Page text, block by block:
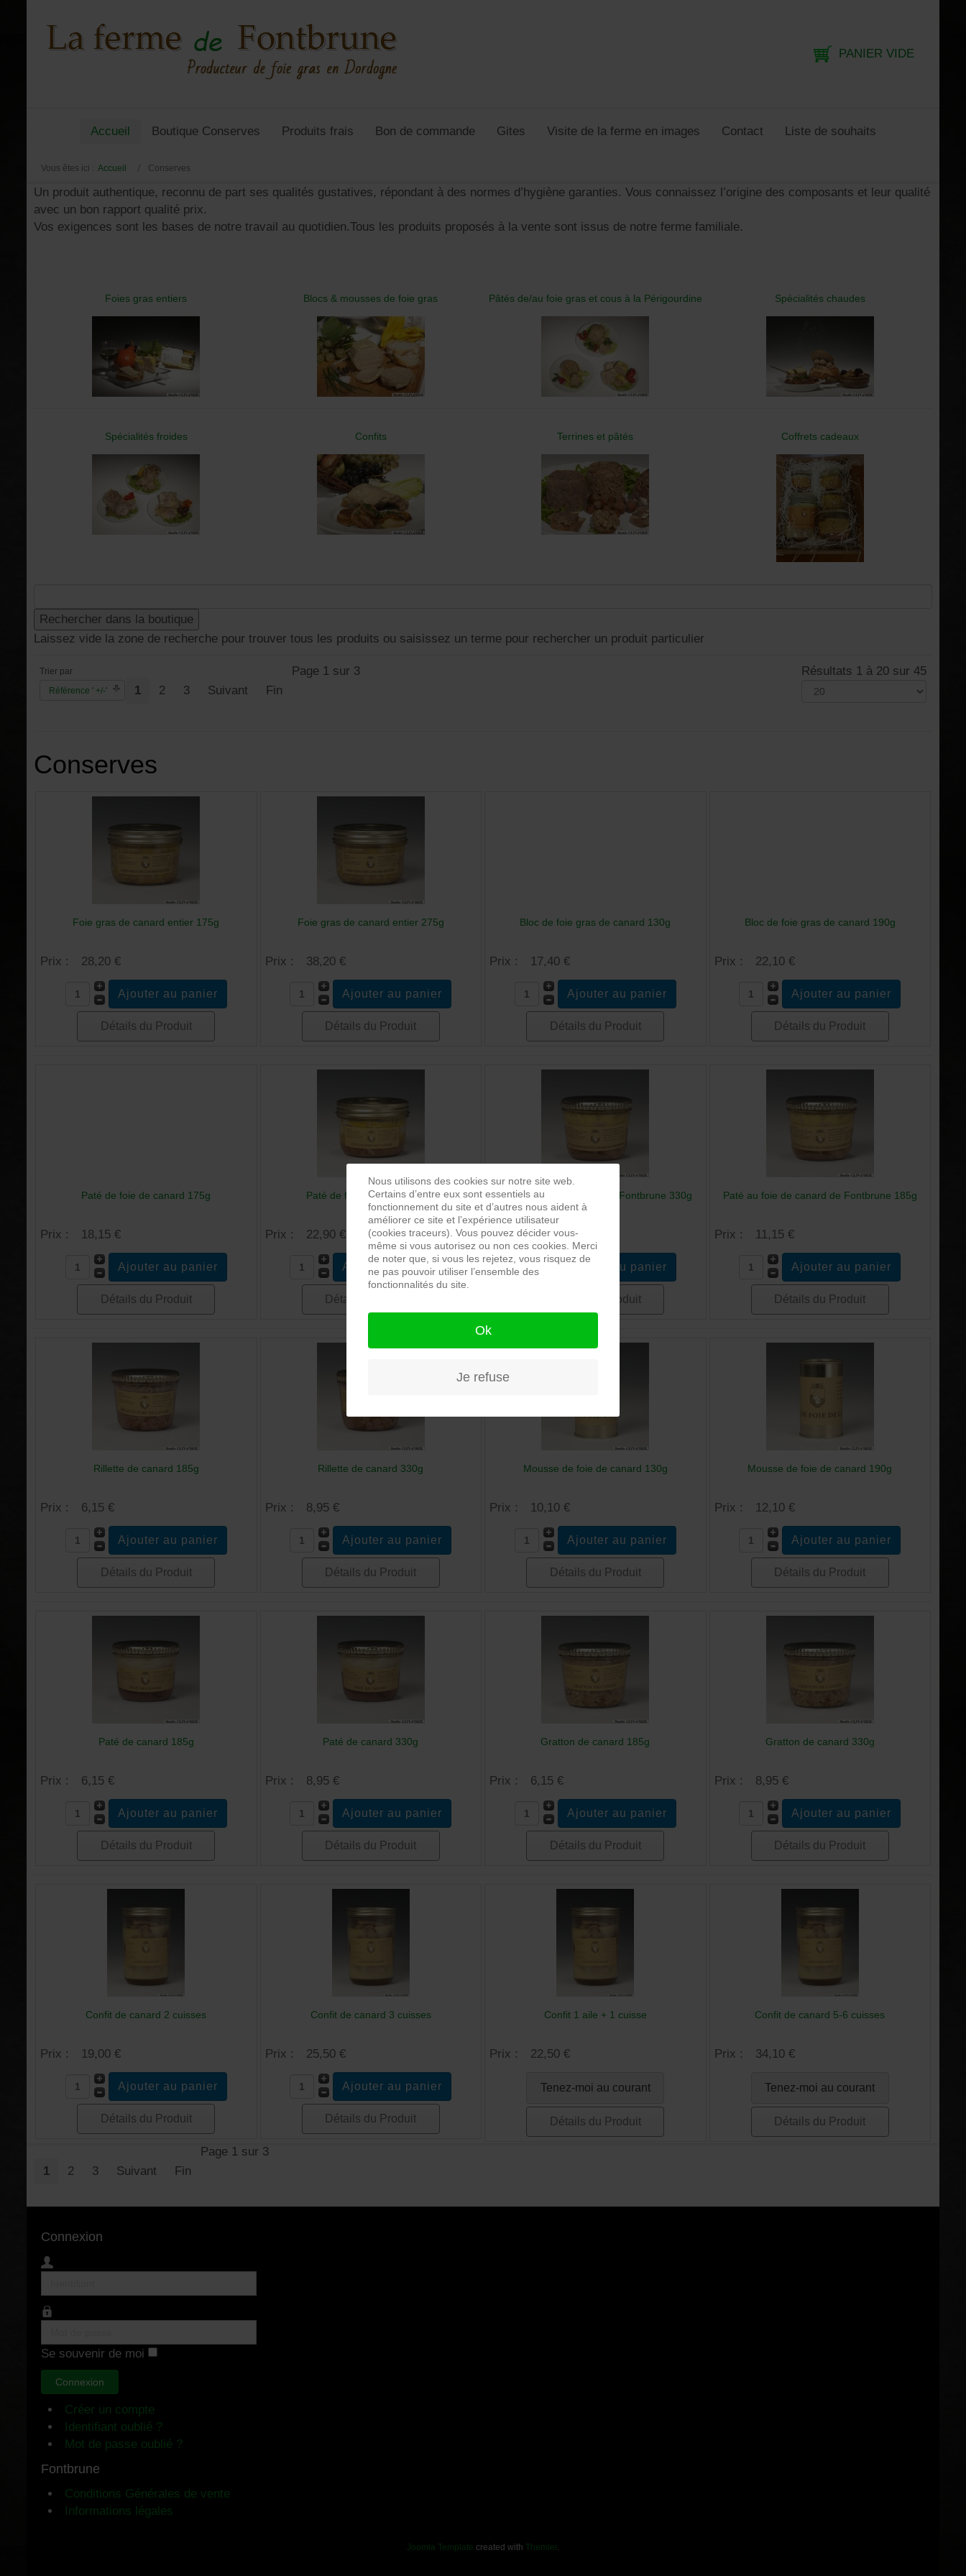
PANIER VIDE
Accueil Boutique Conserves Produits frais Bon de commande Gites Visite de la ferme en images Contact Liste de souhaits
Vous êtes ici : Accueil Conserves
Un produit authentique, reconnu de part ses qualités gustatives, répondant à des normes d’hygiène garanties. Vous connaissez l’origine des composants et leur qualité
avec un bon rapport qualité prix.
Vos exigences sont les bases de notre travail au quotidien.Tous les produits proposés à la vente sont issus de notre ferme familiale.
Foies gras entiers Blocs & mousses de foie gras Pâtés de/au foie gras et cous à la Périgourdine Spécialités chaudes
Spécialités froides Confits Terrines et pâtés Coffrets cadeaux
Laissez vide la zone de recherche pour trouver tous les produits ou saisissez un terme pour rechercher un produit particulier
Trier par
Référence ' +/-'
1 2 3 Suivant Fin
Page 1 sur 3 Résultats 1 à 20 sur 45
Conserves
Foie gras de canard entier 175g
Prix : 28,20 €
Détails du Produit
Foie gras de canard entier 275g
Prix : 38,20 €
Détails du Produit
Bloc de foie gras de canard 130g
Prix : 17,40 €
Détails du Produit
Bloc de foie gras de canard 190g
Prix : 22,10 €
Détails du Produit
Paté de foie de canard 175g
Prix : 18,15 €
Détails du Produit
Paté de foie de canard 275g
Prix : 22,90 €
Détails du Produit
Paté au foie de canard de Fontbrune 330g
Prix : 16,65 €
Détails du Produit
Paté au foie de canard de Fontbrune 185g
Prix : 11,15 €
Détails du Produit
Rillette de canard 185g
Prix : 6,15 €
Détails du Produit
Rillette de canard 330g
Prix : 8,95 €
Détails du Produit
Mousse de foie de canard 130g
Prix : 10,10 €
Détails du Produit
Mousse de foie de canard 190g
Prix : 12,10 €
Détails du Produit
Paté de canard 185g
Prix : 6,15 €
Détails du Produit
Paté de canard 330g
Prix : 8,95 €
Détails du Produit
Gratton de canard 185g
Prix : 6,15 €
Détails du Produit
Gratton de canard 330g
Prix : 8,95 €
Détails du Produit
Confit de canard 2 cuisses
Prix : 19,00 €
Détails du Produit
Confit de canard 3 cuisses
Prix : 25,50 €
Détails du Produit
Confit 1 aile + 1 cuisse
Prix : 22,50 €
Tenez-moi au courant
Détails du Produit
Confit de canard 5-6 cuisses
Prix : 34,10 €
Tenez-moi au courant
Détails du Produit
1 2 3 Suivant Fin
Page 1 sur 3
Connexion
de
Se souvenir de moi
Connexion
Créer un compte
Identifiant oublié ?
Mot de passe oublié ?
Fontbrune
Conditions Générales de vente
Informations légales
Joomla Template created with Themler.
Nous utilisons des cookies sur notre site web.
Certains d’entre eux sont essentiels au
fonctionnement du site et d’autres nous aident à
améliorer ce site et l’expérience utilisateur
(cookies traceurs). Vous pouvez décider vous-
même si vous autorisez ou non ces cookies. Merci
de noter que, si vous les rejetez, vous risquez de
ne pas pouvoir utiliser l’ensemble des
fonctionnalités du site.
Ok
Je refuse